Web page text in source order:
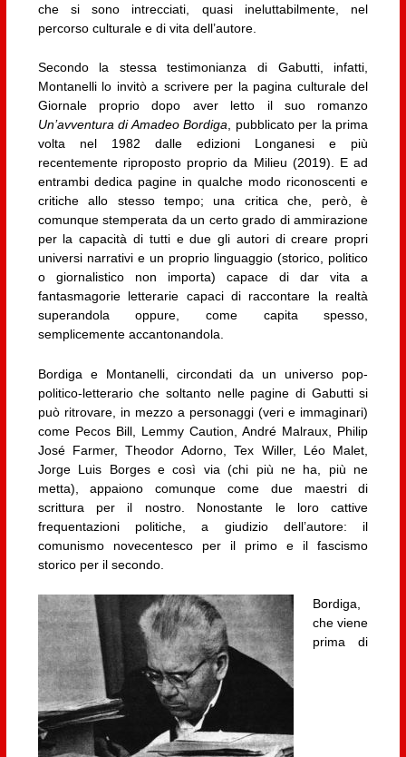
che si sono intrecciati, quasi ineluttabilmente, nel
percorso culturale e di vita dell’autore.
Secondo la stessa testimonianza di Gabutti, infatti,
Montanelli lo invitò a scrivere per la pagina culturale del
Giornale proprio dopo aver letto il suo romanzo
Un’avventura di Amadeo Bordiga, pubblicato per la prima
volta nel 1982 dalle edizioni Longanesi e più
recentemente riproposto proprio da Milieu (2019). E ad
entrambi dedica pagine in qualche modo riconoscenti e
critiche allo stesso tempo; una critica che, però, è
comunque stemperata da un certo grado di ammirazione
per la capacità di tutti e due gli autori di creare propri
universi narrativi e un proprio linguaggio (storico, politico
o giornalistico non importa) capace di dar vita a
fantasmagorie letterarie capaci di raccontare la realtà
superandola oppure, come capita spesso,
semplicemente accantonandola.
Bordiga e Montanelli, circondati da un universo pop-
politico-letterario che soltanto nelle pagine di Gabutti si
può ritrovare, in mezzo a personaggi (veri e immaginari)
come Pecos Bill, Lemmy Caution, André Malraux, Philip
José Farmer, Theodor Adorno, Tex Willer, Léo Malet,
Jorge Luis Borges e così via (chi più ne ha, più ne
metta), appaiono comunque come due maestri di
scrittura per il nostro. Nonostante le loro cattive
frequentazioni politiche, a giudizio dell’autore: il
comunismo novecentesco per il primo e il fascismo
storico per il secondo.
Bordiga,
che viene
prima di